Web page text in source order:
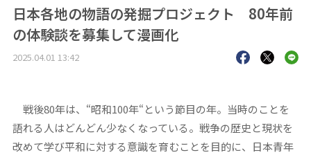
おすすめコンテンツ
出版物
日本各地の物語の発掘プロジェクト 80年前
の体験談を募集して漫画化
2025.04.01 13:42
戦後80年は、“昭和100年“という節目の年。当時のことを
語れる人はどんどん少なくなっている。戦争の歴史と現状を
改めて学び平和に対する意識を育むことを目的に、日本青年